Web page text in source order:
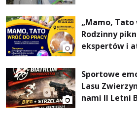
„Mamo, Tato
Rodzinny
ekspertów i
Sportowe
Lasu
nami II Letni